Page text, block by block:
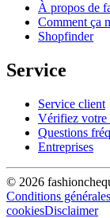
À propos de
Comment ça
Shopfinder
Service
Service client
Vérifiez votre
Questions
Entreprises
© 2026
Conditions générales
cookiesDisclaimer